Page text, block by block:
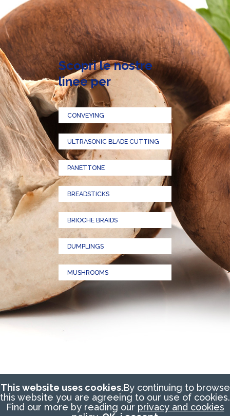
This website uses cookies.By continuing to browse
this website you are agreeing to our use of cookies.
Find our more by reading our privacy and cookies
Scopri le nostre
linee per
CONVEYING
ULTRASONIC BLADE CUTTING
PANETTONE
BREADSTICKS
BRIOCHE BRAIDS
DUMPLINGS
MUSHROOMS
PRIVACY
COOKIE POLICY CONTATTI
Credits:
brixten.com + giuliomarcante.it